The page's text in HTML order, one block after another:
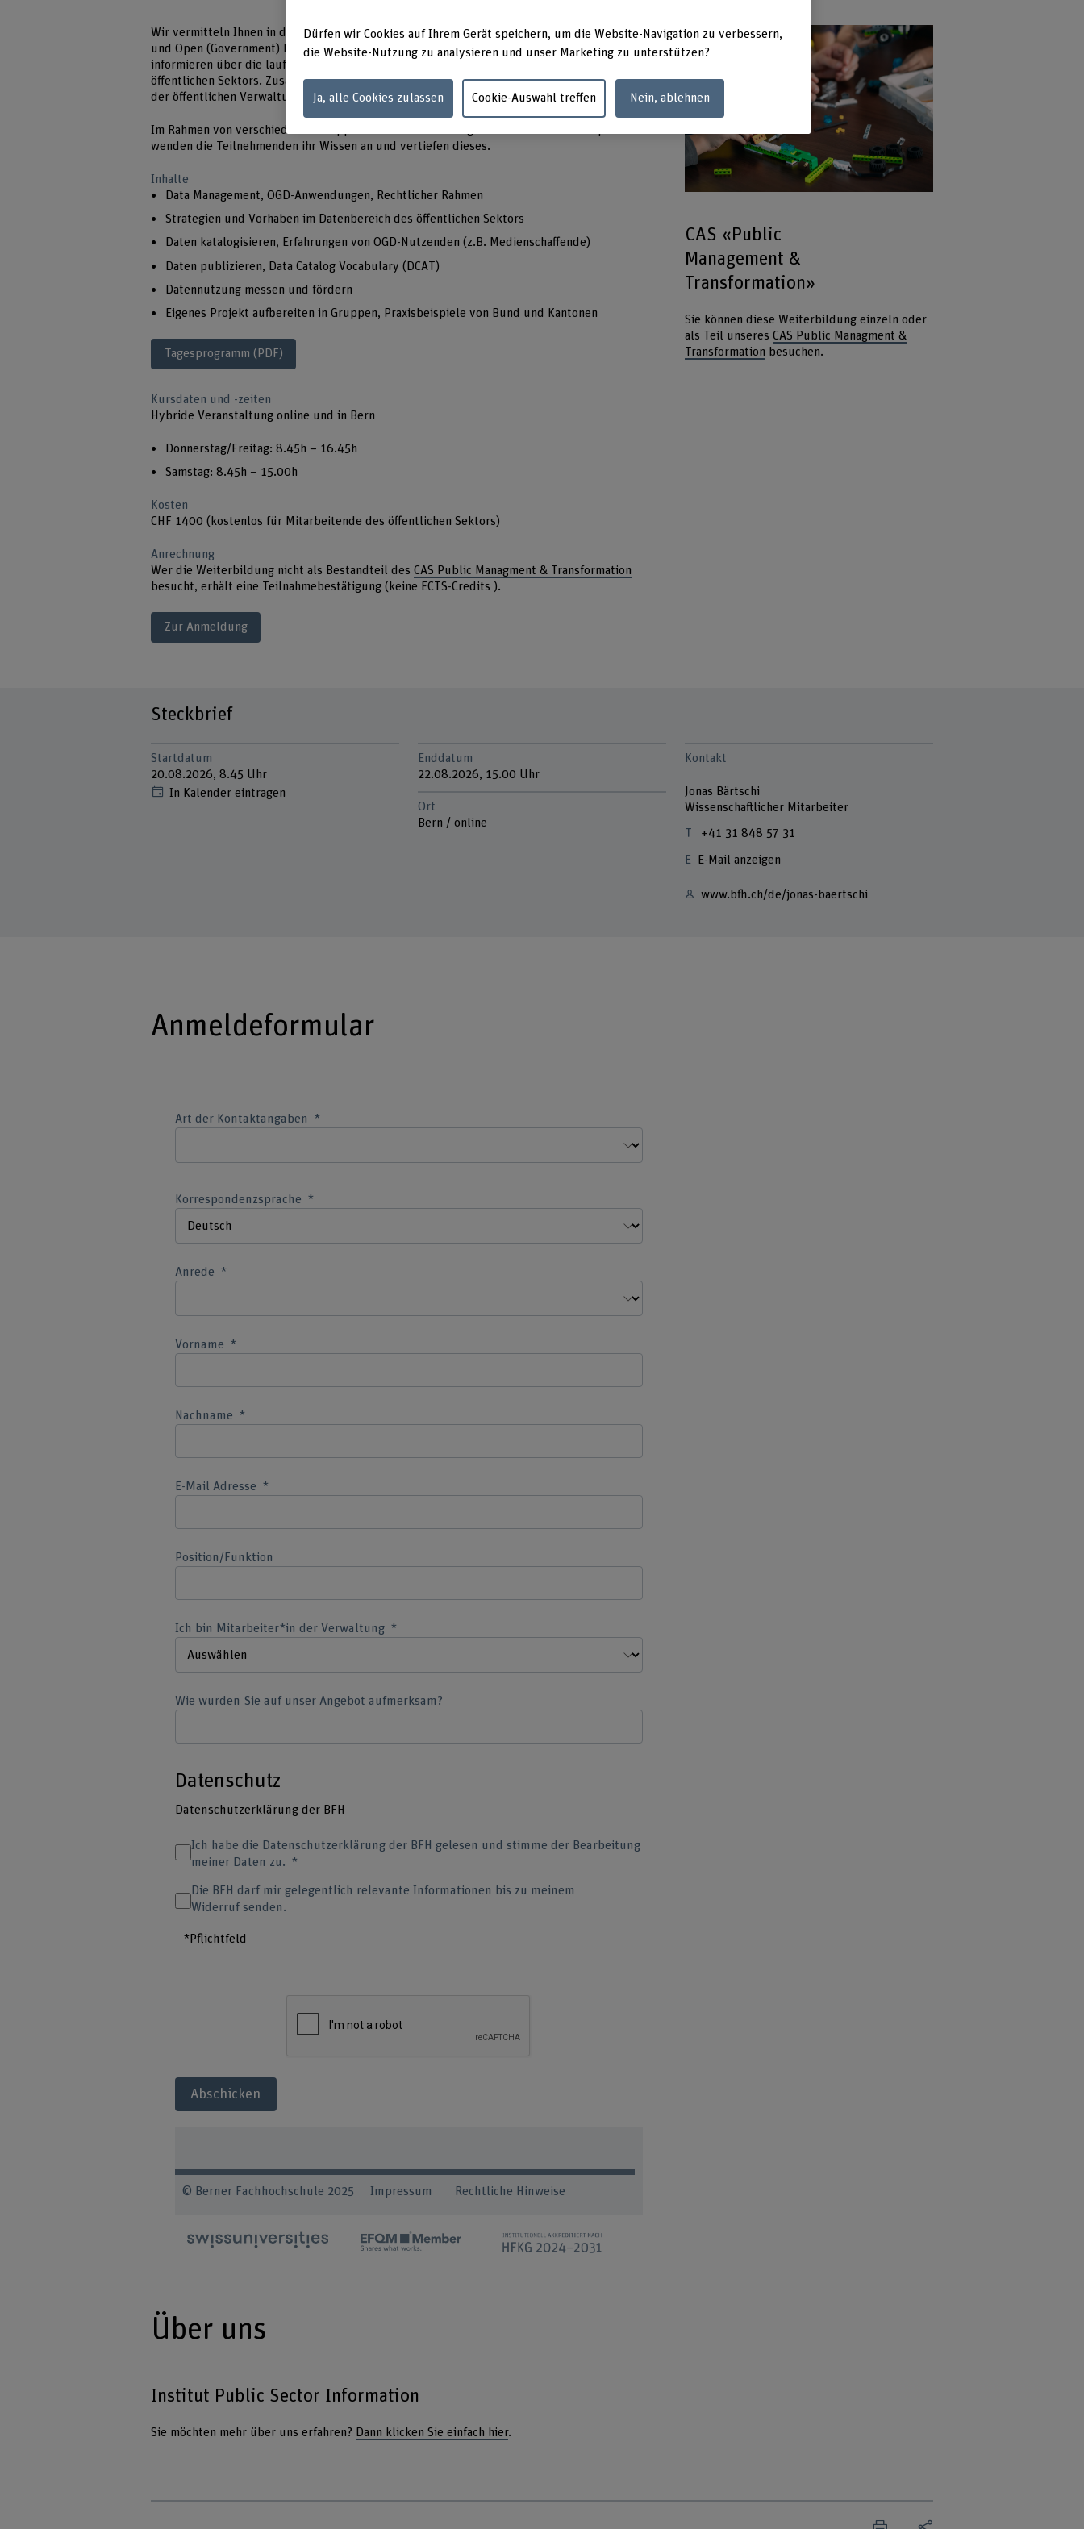
Wir vermitteln Ihnen in dieser 3-tägigen Weiterbildung die Grundlagen zu Data Management
und Open (Government) Data. Wir zeigen Ihnen die rechtlichen Rahmenbedingungen auf und
informieren über die laufenden Vorhaben und relevanten Strategien im Datenbereich des
öffentlichen Sektors. Zusätzlich werden Praxisbeispiele aus verschiedenen föderalen Stufen
der öffentlichen Verwaltung und aus der Wirtschaft vorgestellt.
Im Rahmen von verschiedenen Gruppenarbeiten und einer gemeinsamen Abschlusspräsentation
wenden die Teilnehmenden ihr Wissen an und vertiefen dieses.
Inhalte
Data Management, OGD-Anwendungen, Rechtlicher Rahmen
Strategien und Vorhaben im Datenbereich des öffentlichen Sektors
Daten katalogisieren, Erfahrungen von OGD-Nutzenden (z.B. Medienschaffende)
Daten publizieren, Data Catalog Vocabulary (DCAT)
Datennutzung messen und fördern
Eigenes Projekt aufbereiten in Gruppen, Praxisbeispiele von Bund und Kantonen
Tagesprogramm (PDF)
Kursdaten und -zeiten
Hybride Veranstaltung online und in Bern
Donnerstag/Freitag: 8.45h – 16.45h
Samstag: 8.45h – 15.00h
Kosten
CHF 1400 (kostenlos für Mitarbeitende des öffentlichen Sektors)
Anrechnung
Wer die Weiterbildung nicht als Bestandteil desCAS Public Managment & Transformation
besucht, erhält eine Teilnahmebestätigung (keine ECTS-Credits ).
Zur Anmeldung
CAS «Public
Management &
Transformation»
Sie können diese Weiterbildung einzeln oder
als Teil unseres CAS Public Managment &
Transformation besuchen.
Steckbrief
Startdatum
20.08.2026, 8.45 Uhr
In Kalender eintragen
Enddatum
22.08.2026, 15.00 Uhr
Ort
Bern / online
Kontakt
Jonas Bärtschi
Wissenschaftlicher Mitarbeiter
+41 31 848 57 31
E-Mail anzeigen
www.bfh.ch/de/jonas-baertschi
Anmeldeformular
Art der Kontaktangaben
Korrespondenzsprache
Anrede
Vorname
Nachname
E-Mail Adresse
Position/Funktion
Ich bin Mitarbeiter*in der Verwaltung
Wie wurden Sie auf unser Angebot aufmerksam?
Datenschutz
Datenschutzerklärung der BFH
Ich habe die Datenschutzerklärung der BFH gelesen und stimme der Bearbeitung
meiner Daten zu.
Die BFH darf mir gelegentlich relevante Informationen bis zu meinem
Widerruf senden.
*Pflichtfeld
Abschicken
© Berner Fachhochschule 2025 Impressum Rechtliche Hinweise
Über uns
Institut Public Sector Information
Sie möchten mehr über uns erfahren? Dann klicken Sie einfach hier.
Dürfen wir Cookies auf Ihrem Gerät speichern, um die Website-Navigation zu verbessern,
die Website-Nutzung zu analysieren und unser Marketing zu unterstützen?
Ja, alle Cookies zulassen Cookie-Auswahl treffen Nein, ablehnen